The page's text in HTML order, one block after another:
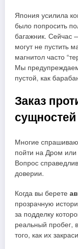
Япония усилила
было попросить
багажник. Сейчас
могут не пустить
магнитол часто
Мы
пустой, как
Заказ
сущностей
Многие
пойти на Дром или
Вопрос
доверии.
Когда вы берете
прозрачную
за подделку
реальный
того, как их